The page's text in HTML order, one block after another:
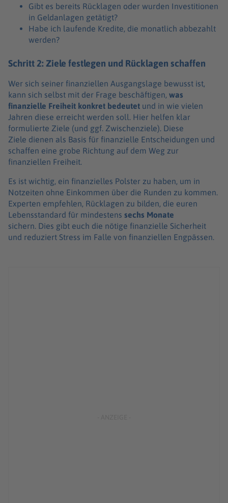
Gibt es bereits Rücklagen oder wurden Investitionen
in Geldanlagen getätigt?
Habe ich laufende Kredite, die monatlich abbezahlt
werden?
Schritt 2: Ziele festlegen und Rücklagen schaffen
Wer sich seiner finanziellen Ausgangslage bewusst ist,
kann sich selbst mit der Frage beschäftigen, was
finanzielle Freiheit konkret bedeutet und in wie vielen
Jahren diese erreicht werden soll. Hier helfen klar
formulierte Ziele (und ggf. Zwischenziele). Diese
Ziele dienen als Basis für finanzielle Entscheidungen und
schaffen eine grobe Richtung auf dem Weg zur
finanziellen Freiheit.
Es ist wichtig, ein finanzielles Polster zu haben, um in
Notzeiten ohne Einkommen über die Runden zu kommen.
Experten empfehlen, Rücklagen zu bilden, die euren
Lebensstandard für mindestens sechs Monate
sichern. Dies gibt euch die nötige finanzielle Sicherheit
und reduziert Stress im Falle von finanziellen Engpässen.